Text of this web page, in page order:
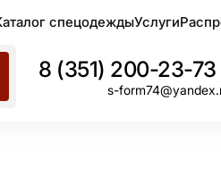
спецодеждыУслуги
8 (351) 200-23-73
s-